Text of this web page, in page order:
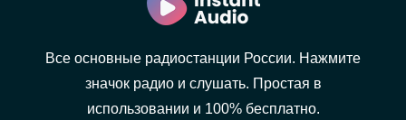
Все основные радиостанции России. Нажмите
значок радио и слушать. Простая в
использовании и 100% бесплатно.